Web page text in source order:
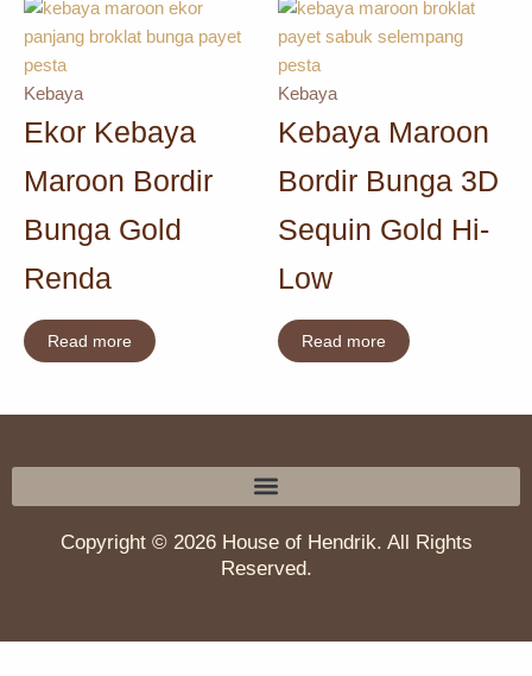
Kebaya
Ekor Kebaya
Maroon Bordir
Bunga Gold
Renda
Read more
Kebaya
Kebaya Maroon
Bordir Bunga 3D
Sequin Gold Hi-
Low
Read more
Copyright © 2026 House of Hendrik. All Rights
Reserved.